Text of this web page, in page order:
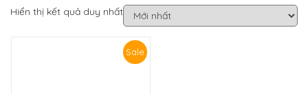
Hiển thị kết quả duy nhất
Sale